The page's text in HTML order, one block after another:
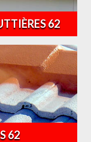
62
62